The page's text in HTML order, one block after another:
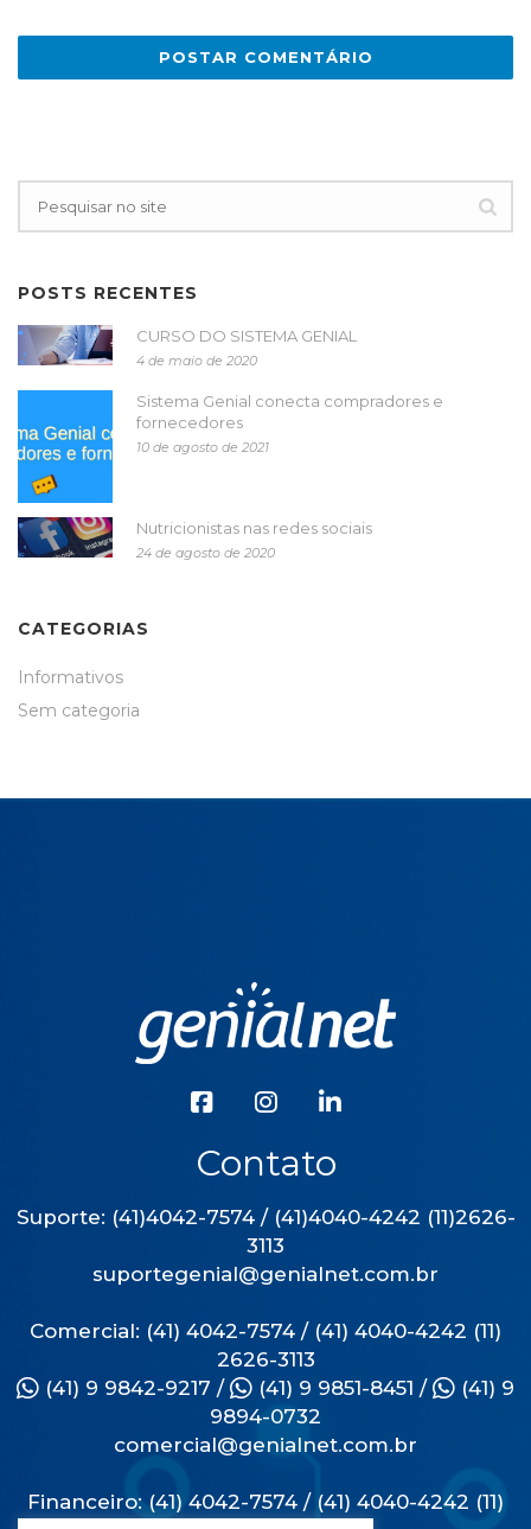
POSTS RECENTES
CURSO DO SISTEMA GENIAL
4 de maio de 2020
Sistema Genial conecta compradores e
fornecedores
10 de agosto de 2021
Nutricionistas nas redes sociais
24 de agosto de 2020
CATEGORIAS
Informativos
Sem categoria
Contato
Suporte: (41)4042-7574 / (41)4040-4242 (11)2626-
3113
suportegenial@genialnet.com.br
Comercial: (41) 4042-7574 / (41) 4040-4242 (11)
2626-3113
(41) 9 9842-9217 / (41) 9 9851-8451 /
(41) 9
9894-0732
comercial@genialnet.com.br
Financeiro: (41) 4042-7574 / (41) 4040-4242 (11)